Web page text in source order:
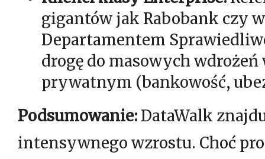
gigantów jak Rabobank czy
Departamentem
drogę do masowych wdrożeń
prywatnym (bankowość,
Podsumowanie: DataWalk
intensywnego wzrostu. Choć